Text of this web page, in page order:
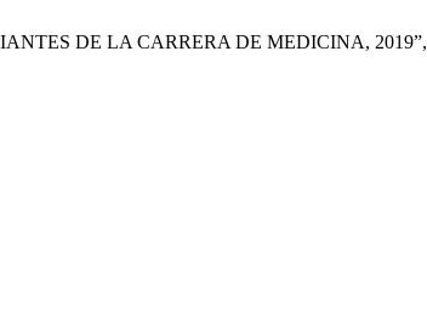
DE LA CARRERA DE MEDICINA, 2019”,